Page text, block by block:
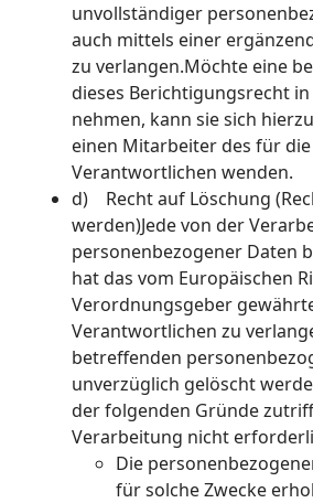
unvollständiger
auch mittels einer
zu verlangen.Möchte eine
dieses Berichtigungsrecht
nehmen, kann sie sich
einen Mitarbeiter des für
Verantwortlichen wenden.
d) Recht auf Löschung
werden)Jede von der
personenbezogener Daten
hat das vom Europäischen
Verordnungsgeber
Verantwortlichen zu
betreffenden
unverzüglich gelöscht
der folgenden Gründe
Verarbeitung nicht
Die
für solche Zwecke